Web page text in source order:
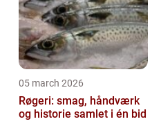
05 march 2026
Røgeri: smag, håndværk
og historie samlet i én bid